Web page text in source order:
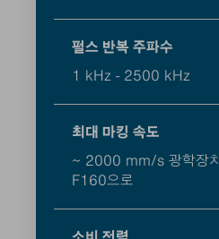
펄스 반복 주파수
1 kHz - 2500 kHz
최대 마킹 속도
~ 2000 mm/s 광학장치
F160으로